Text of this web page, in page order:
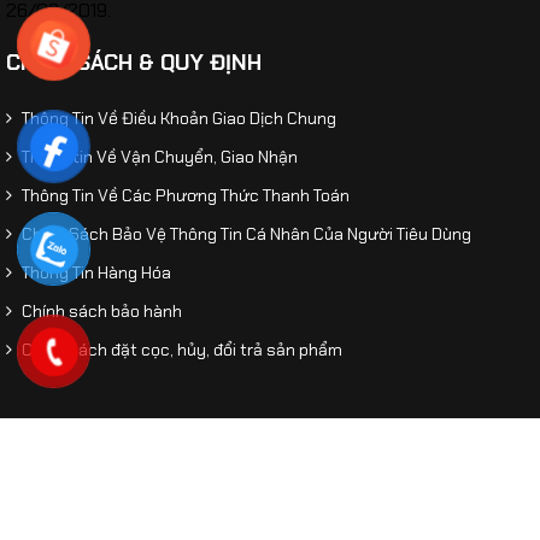
1:144
26/02/2019.
CHÍNH SÁCH & QUY ĐỊNH
Thông Tin Về Điều Khoản Giao Dịch Chung
Thông tin Về Vận Chuyển, Giao Nhận
Thông Tin Về Các Phương Thức Thanh Toán
Chính Sách Bảo Vệ Thông Tin Cá Nhân Của Người Tiêu Dùng
Thông Tin Hàng Hóa
Chính sách bảo hành
Chính sách đặt cọc, hủy, đổi trả sản phẩm